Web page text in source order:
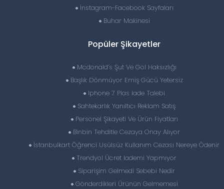
İnstagram-Facebook Sayfaları
Buhar Makinesi
Popüler Şikayetler
Mcdonald’s Şut Ve Gol Haksızlığı
Başlık Dönmüyor Emiş Gücü Yetersiz
Iphone 7 Plas Iade Talebi
Sahtekarlık Yanıltıcı Reklam Satış
Personel Şikayeti Ve Ürün Fiyatları
Binbin Tehditle Cezaya Onay Alıyor
İstanbulkart Öğrenci Usülsüz Kullanım Cezası Nereye Ödenir
Trendyol Ücret Iademi Yapmıyor
Siparişim Gelmedi Sebebi Nedir
Gönderdikleri Ürünün Gelmemesi